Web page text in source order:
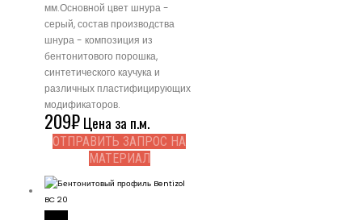
мм.Основной цвет шнура -
серый, состав производства
шнура - композиция из
бентонитового порошка,
синтетического каучука и
различных пластифицирующих
модификаторов.
209₽Цена за п.м.
ОТПРАВИТЬ ЗАПРОС НА
МАТЕРИАЛ